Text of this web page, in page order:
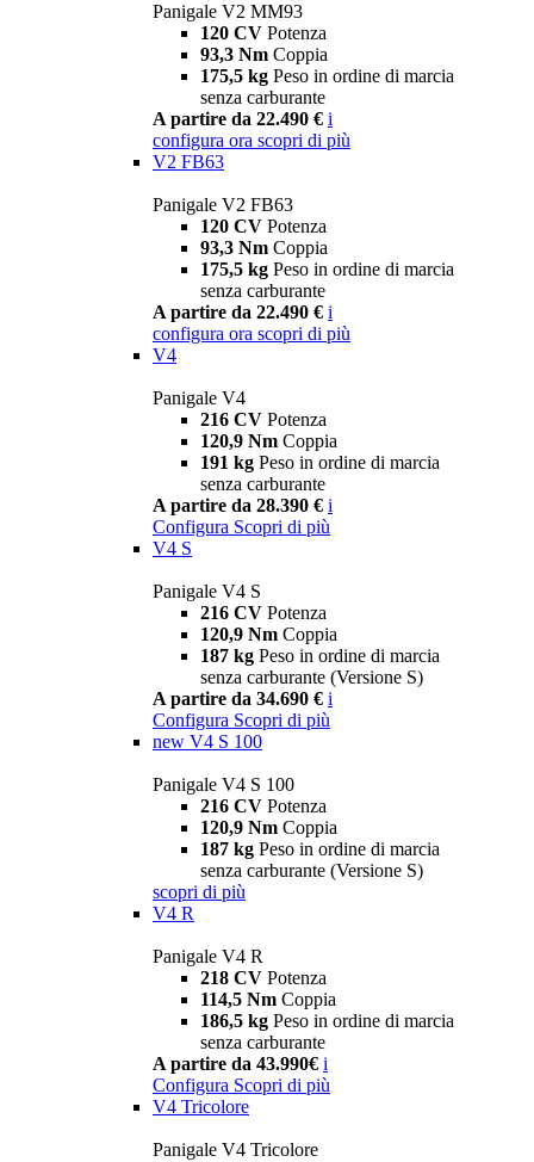
Panigale V2 MM93
120 CV Potenza
93,3 Nm Coppia
175,5 kg Peso in ordine di marcia
senza carburante
A partire da 22.490 € i
configura ora scopri di più
V2 FB63
Panigale V2 FB63
120 CV Potenza
93,3 Nm Coppia
175,5 kg Peso in ordine di marcia
senza carburante
A partire da 22.490 € i
configura ora scopri di più
V4
Panigale V4
216 CV Potenza
120,9 Nm Coppia
191 kg Peso in ordine di marcia
senza carburante
A partire da 28.390 € i
Configura Scopri di più
V4 S
Panigale V4 S
216 CV Potenza
120,9 Nm Coppia
187 kg Peso in ordine di marcia
senza carburante (Versione S)
A partire da 34.690 € i
Configura Scopri di più
new V4 S 100
Panigale V4 S 100
216 CV Potenza
120,9 Nm Coppia
187 kg Peso in ordine di marcia
senza carburante (Versione S)
scopri di più
V4 R
Panigale V4 R
218 CV Potenza
114,5 Nm Coppia
186,5 kg Peso in ordine di marcia
senza carburante
A partire da 43.990€ i
Configura Scopri di più
V4 Tricolore
Panigale V4 Tricolore